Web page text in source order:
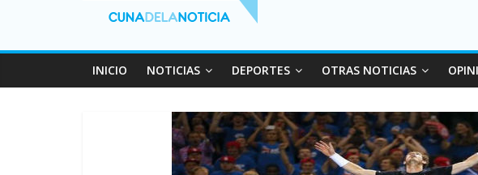
INICIO NOTICIAS DEPORTES OTRAS NOTICIAS